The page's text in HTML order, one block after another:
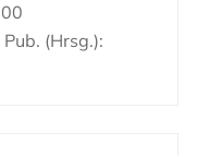
(Hrsg.):